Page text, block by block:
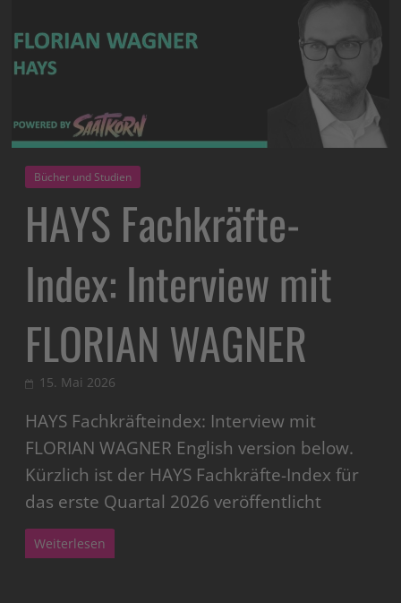
Bücher und Studien
HAYS Fachkräfte-
Index: Interview mit
FLORIAN WAGNER
15. Mai 2026
HAYS Fachkräfteindex: Interview mit
FLORIAN WAGNER English version below.
Kürzlich ist der HAYS Fachkräfte-Index für
das erste Quartal 2026 veröffentlicht
Weiterlesen